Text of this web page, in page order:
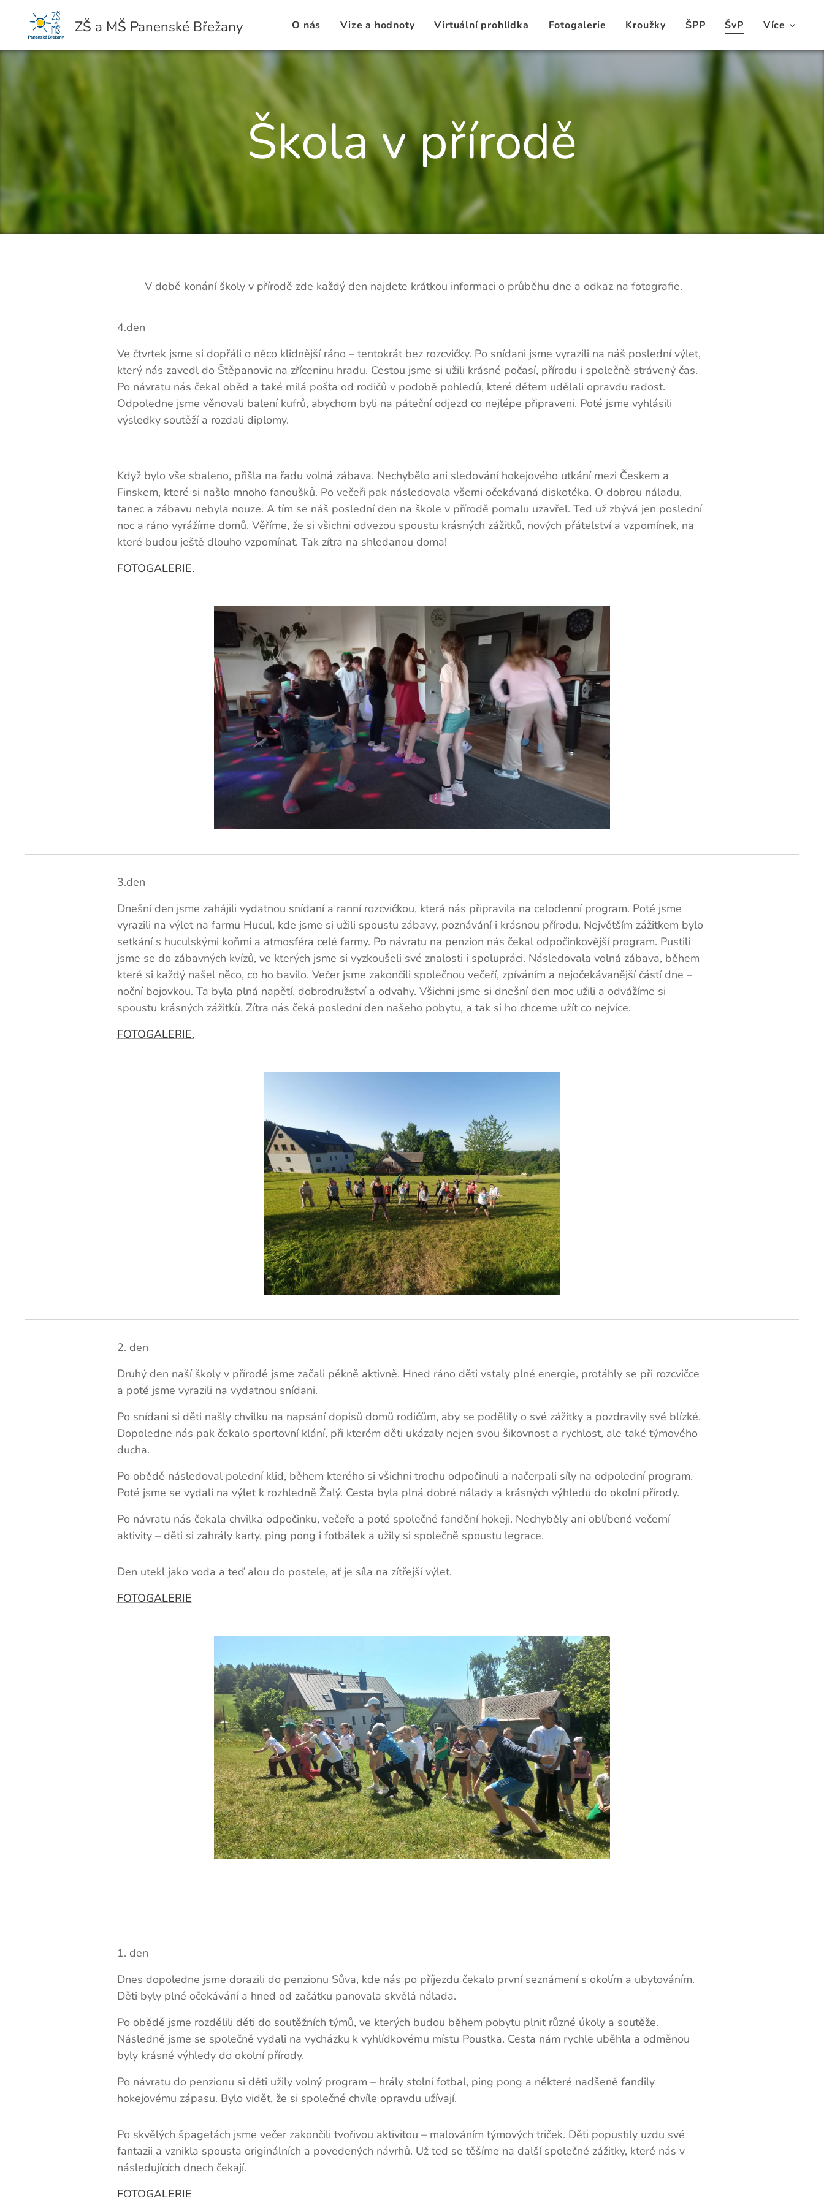
ZŠ a MŠ Panenské Břežany O nás Vize a hodnoty Virtuální prohlídka Fotogalerie Kroužky ŠPP ŠvP Více
Škola v přírodě
V době konání školy v přírodě zde každý den najdete krátkou informaci o průběhu dne a odkaz na fotografie.
4.den
Ve čtvrtek jsme si dopřáli o něco klidnější ráno – tentokrát bez rozcvičky. Po snídani jsme vyrazili na náš poslední výlet,
který nás zavedl do Štěpanovic na zříceninu hradu. Cestou jsme si užili krásné počasí, přírodu i společně strávený čas.
Po návratu nás čekal oběd a také milá pošta od rodičů v podobě pohledů, které dětem udělali opravdu radost.
Odpoledne jsme věnovali balení kufrů, abychom byli na páteční odjezd co nejlépe připraveni. Poté jsme vyhlásili
výsledky soutěží a rozdali diplomy.
Když bylo vše sbaleno, přišla na řadu volná zábava. Nechybělo ani sledování hokejového utkání mezi Českem a
Finskem, které si našlo mnoho fanoušků. Po večeři pak následovala všemi očekávaná diskotéka. O dobrou náladu,
tanec a zábavu nebyla nouze. A tím se náš poslední den na škole v přírodě pomalu uzavřel. Teď už zbývá jen poslední
noc a ráno vyrážíme domů. Věříme, že si všichni odvezou spoustu krásných zážitků, nových přátelství a vzpomínek, na
které budou ještě dlouho vzpomínat. Tak zítra na shledanou doma!
FOTOGALERIE.
3.den
Dnešní den jsme zahájili vydatnou snídaní a ranní rozcvičkou, která nás připravila na celodenní program. Poté jsme
vyrazili na výlet na farmu Hucul, kde jsme si užili spoustu zábavy, poznávání i krásnou přírodu. Největším zážitkem bylo
setkání s huculskými koňmi a atmosféra celé farmy. Po návratu na penzion nás čekal odpočinkovější program. Pustili
jsme se do zábavných kvízů, ve kterých jsme si vyzkoušeli své znalosti i spolupráci. Následovala volná zábava, během
které si každý našel něco, co ho bavilo. Večer jsme zakončili společnou večeří, zpíváním a nejočekávanější částí dne –
noční bojovkou. Ta byla plná napětí, dobrodružství a odvahy. Všichni jsme si dnešní den moc užili a odvážíme si
spoustu krásných zážitků. Zítra nás čeká poslední den našeho pobytu, a tak si ho chceme užít co nejvíce.
FOTOGALERIE.
2. den
Druhý den naší školy v přírodě jsme začali pěkně aktivně. Hned ráno děti vstaly plné energie, protáhly se při rozcvičce
a poté jsme vyrazili na vydatnou snídani.
Po snídani si děti našly chvilku na napsání dopisů domů rodičům, aby se podělily o své zážitky a pozdravily své blízké.
Dopoledne nás pak čekalo sportovní klání, při kterém děti ukázaly nejen svou šikovnost a rychlost, ale také týmového
ducha.
Po obědě následoval polední klid, během kterého si všichni trochu odpočinuli a načerpali síly na odpolední program.
Poté jsme se vydali na výlet k rozhledně Žalý. Cesta byla plná dobré nálady a krásných výhledů do okolní přírody.
Po návratu nás čekala chvilka odpočinku, večeře a poté společné fandění hokeji. Nechyběly ani oblíbené večerní
aktivity – děti si zahrály karty, ping pong i fotbálek a užily si společně spoustu legrace.
Den utekl jako voda a teď alou do postele, ať je síla na zítřejší výlet.
FOTOGALERIE
1. den
Dnes dopoledne jsme dorazili do penzionu Sůva, kde nás po příjezdu čekalo první seznámení s okolím a ubytováním.
Děti byly plné očekávání a hned od začátku panovala skvělá nálada.
Po obědě jsme rozdělili děti do soutěžních týmů, ve kterých budou během pobytu plnit různé úkoly a soutěže.
Následně jsme se společně vydali na vycházku k vyhlídkovému místu Poustka. Cesta nám rychle uběhla a odměnou
byly krásné výhledy do okolní přírody.
Po návratu do penzionu si děti užily volný program – hrály stolní fotbal, ping pong a některé nadšeně fandily
hokejovému zápasu. Bylo vidět, že si společné chvíle opravdu užívají.
Po skvělých špagetách jsme večer zakončili tvořivou aktivitou – malováním týmových triček. Děti popustily uzdu své
fantazii a vznikla spousta originálních a povedených návrhů. Už teď se těšíme na další společné zážitky, které nás v
následujících dnech čekají.
FOTOGALERIE